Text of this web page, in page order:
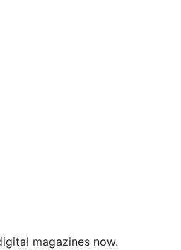
magazines now.